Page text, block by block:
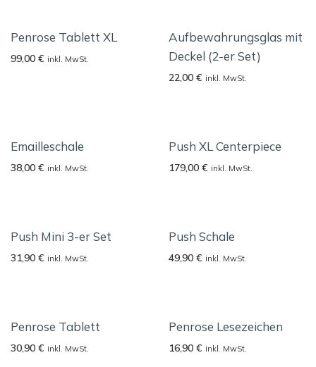
Penrose Tablett XL
99,00 € inkl. MwSt.
Aufbewahrungsglas mit
Deckel (2-er Set)
22,00 € inkl. MwSt.
Emailleschale
38,00 € inkl. MwSt.
Push XL Centerpiece
179,00 € inkl. MwSt.
Push Mini 3-er Set
31,90 € inkl. MwSt.
Push Schale
49,90 € inkl. MwSt.
Penrose Tablett
30,90 € inkl. MwSt.
Penrose Lesezeichen
16,90 € inkl. MwSt.